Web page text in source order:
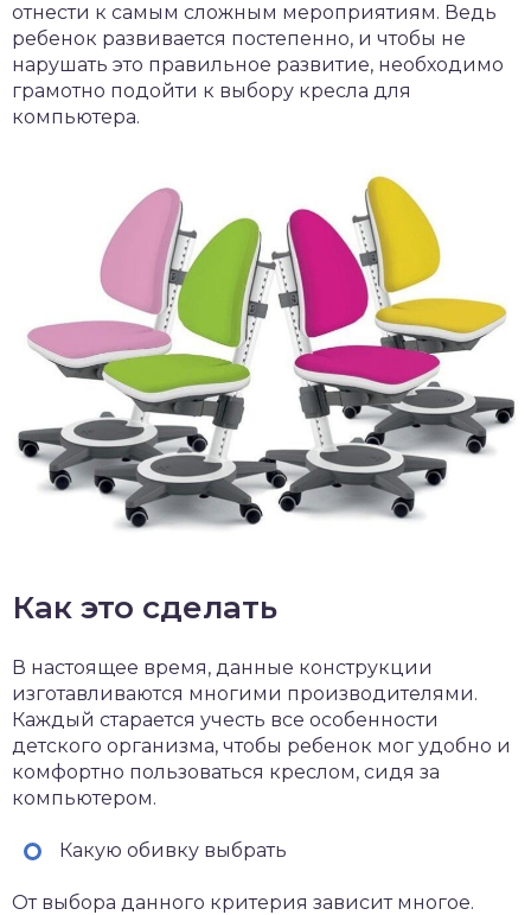
отнести к самым сложным мероприятиям. Ведь
ребенок развивается постепенно, и чтобы не
нарушать это правильное развитие, необходимо
грамотно подойти к выбору кресла для
компьютера.
Как это сделать
В настоящее время, данные конструкции
изготавливаются многими производителями.
Каждый старается учесть все особенности
детского организма, чтобы ребенок мог удобно и
комфортно пользоваться креслом, сидя за
компьютером.
Какую обивку выбрать
От выбора данного критерия зависит многое.